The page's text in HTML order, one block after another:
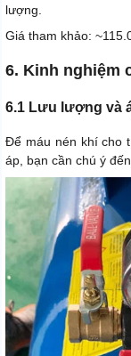
lượng.
Giá tham khảo:
6. Kinh nghiệm
6.1 Lưu lượng và
Để máu nén khí cho
áp, bạn cần chú ý